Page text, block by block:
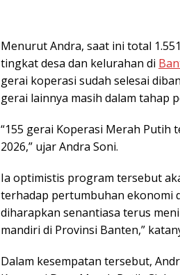
Menurut Andra, saat ini total
tingkat desa dan kelurahan di
gerai koperasi sudah selesai
gerai lainnya masih dalam tahap
“155 gerai Koperasi Merah Putih
2026,” ujar Andra Soni.
Ia optimistis program tersebut
terhadap pertumbuhan ekonomi
diharapkan senantiasa terus
mandiri di Provinsi Banten,”
Dalam kesempatan tersebut,